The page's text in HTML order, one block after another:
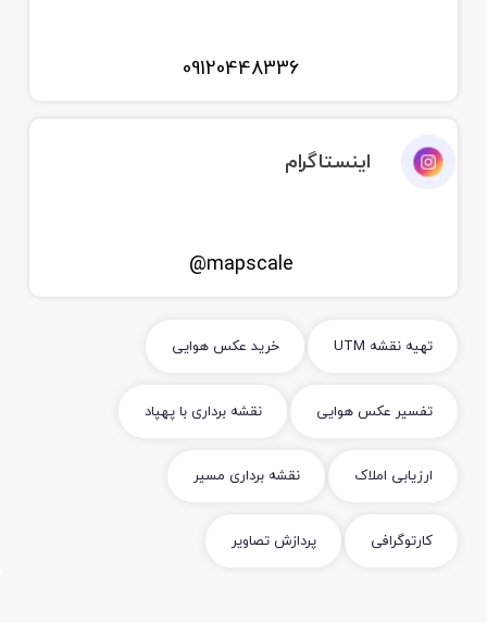
09120448336
اینستاگرام
mapscale@
تهیه نقشه UTM خرید عکس هوایی
تفسیر عکس هوایی نقشه برداری با پهپاد
ارزیابی املاک نقشه برداری مسیر
کارتوگرافی پردازش تصاویر